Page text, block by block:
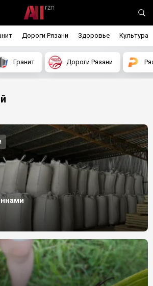
Дороги Рязани Здоровье Культура
Гранит Дороги Рязани